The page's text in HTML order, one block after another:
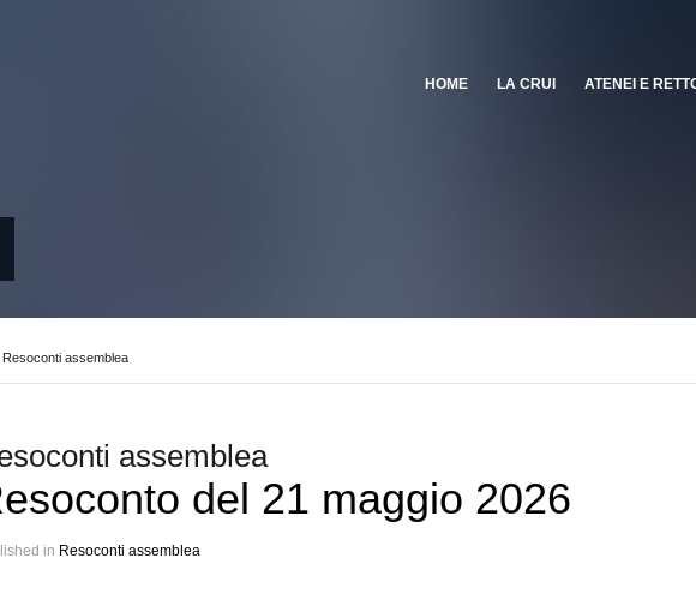
HOME LA CRUI ATENEI E
Resoconti assemblea
assemblea
del 21 maggio 2026
in Resoconti assemblea